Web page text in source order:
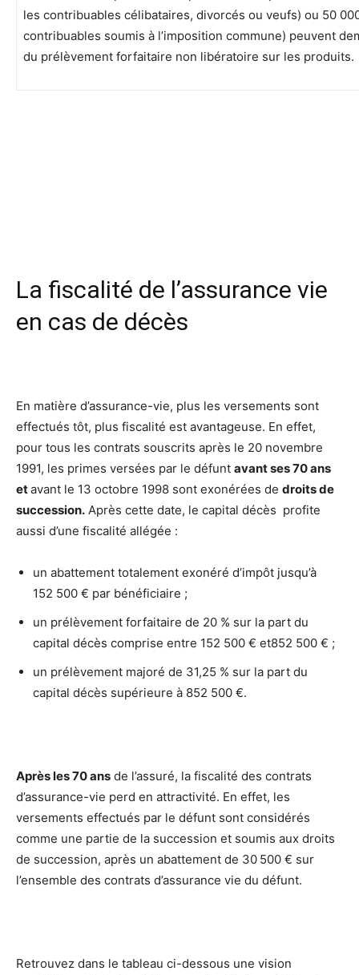
les contribuables célibataires, divorcés ou veufs) ou 50
contribuables soumis à l’imposition commune) peuvent
du prélèvement forfaitaire non libératoire sur les produits.
La fiscalité de l’assurance vie
en cas de décès
En matière d’assurance-vie, plus les versements sont
effectués tôt, plus fiscalité est avantageuse. En effet,
pour tous les contrats souscrits après le 20 novembre
1991, les primes versées par le défunt avant ses 70 ans
etavant le 13 octobre 1998 sont exonérées de droits de
succession. Après cette date, le capital décès profite
aussi d’une fiscalité allégée :
un abattement totalement exonéré d’impôt jusqu’à
152 500 € par bénéficiaire ;
un prélèvement forfaitaire de 20 % sur la part du
capital décès comprise entre 152 500 € et852 500 € ;
un prélèvement majoré de 31,25 % sur la part du
capital décès supérieure à 852 500 €.
Après les 70 ans de l’assuré, la fiscalité des contrats
d’assurance-vie perd en attractivité. En effet, les
versements effectués par le défunt sont considérés
comme une partie de la succession et soumis aux droits
de succession, après un abattement de 30 500 € sur
l’ensemble des contrats d’assurance vie du défunt.
Retrouvez dans le tableau ci-dessous une vision